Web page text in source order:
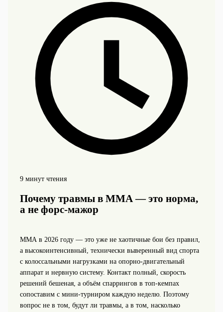
9 минут чтения
Почему травмы в ММА — это норма,
а не форс-мажор
ММА в 2026 году — это уже не хаотичные бои без правил,
а высокоинтенсивный, технически выверенный вид спорта
с колоссальными нагрузками на опорно‑двигательный
аппарат и нервную систему. Контакт полный, скорость
решений бешеная, а объём спаррингов в топ‑кемпах
сопоставим с мини‑турниром каждую неделю. Поэтому
вопрос не в том, будут ли травмы, а в том, насколько